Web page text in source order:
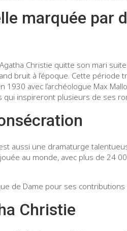
marquée par
Christie quitte son mari
bruit à l’époque. Cette
1930 avec l’archéologue Max
qui inspireront plusieurs de ses
aussi une dramaturge
au monde, avec plus de 24
de Dame pour ses contributions
Christie